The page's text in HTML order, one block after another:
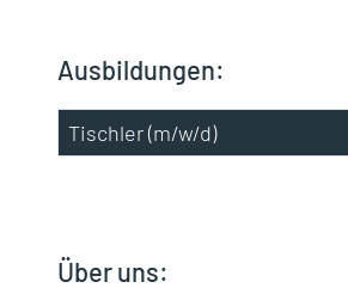
Ausbildungen:
Tischler (m/w/d)
Über uns: